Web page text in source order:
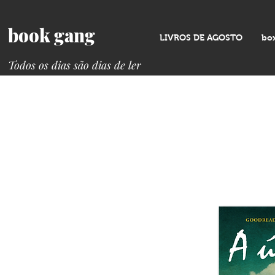
LIVROS DE AGOSTO
book gang
Todos os dias são dias de ler